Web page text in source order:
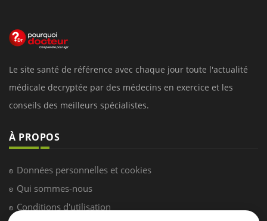
Le site santé de référence avec chaque jour toute l'actualité
médicale decryptée par des médecins en exercice et les
conseils des meilleurs spécialistes.
À PROPOS
Données personnelles et cookies
Qui sommes-nous
Conditions d'utilisation